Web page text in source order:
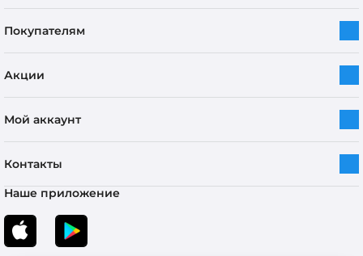
Покупателям
Акции
Мой аккаунт
Контакты
Наше приложение